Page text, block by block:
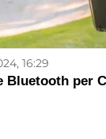
16:29
Bluetooth per